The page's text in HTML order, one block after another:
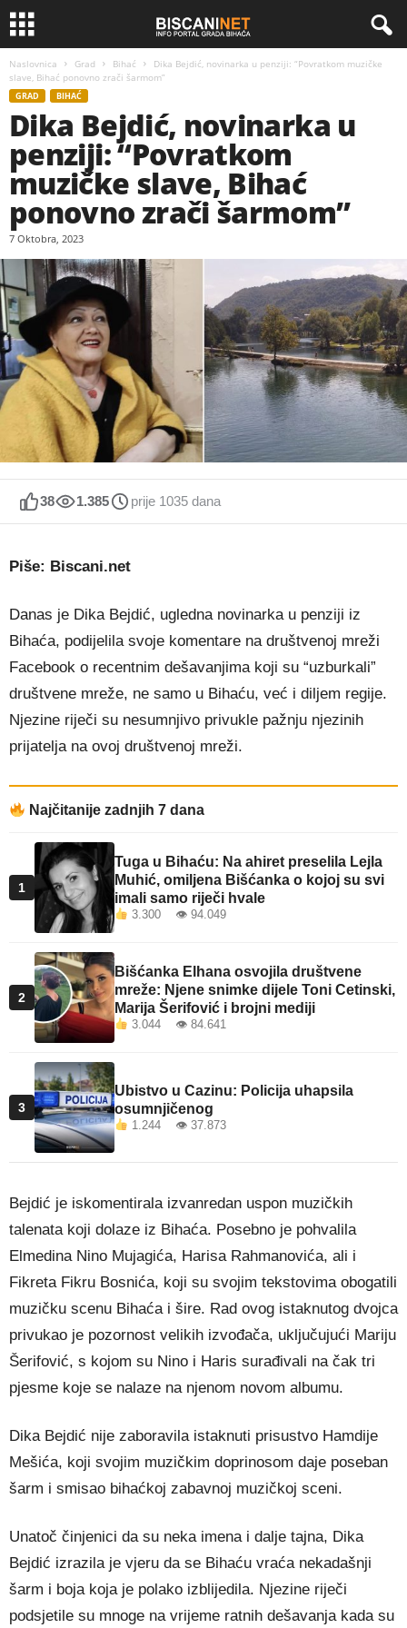
Naslovnica Grad Bihać
Dika Bejdić, novinarka u penziji: “Povratkom muzičke
slave, Bihać ponovno zrači šarmom”
GRAD BIHAĆ
Dika Bejdić, novinarka u
penziji: “Povratkom
muzičke slave, Bihać
ponovno zrači šarmom”
7 Oktobra, 2023
38 1.385 prije 1035 dana
Piše: Biscani.net
Danas je Dika Bejdić, ugledna novinarka u penziji iz
Bihaća, podijelila svoje komentare na društvenoj mreži
Facebook o recentnim dešavanjima koji su “uzburkali”
društvene mreže, ne samo u Bihaću, već i diljem regije.
Njezine riječi su nesumnjivo privukle pažnju njezinih
prijatelja na ovoj društvenoj mreži.
Najčitanije zadnjih 7 dana
1
Tuga u Bihaću: Na ahiret preselila Lejla
Muhić, omiljena Bišćanka o kojoj su svi
imali samo riječi hvale
3.300 👁 94.049
2
Bišćanka Elhana osvojila društvene
mreže: Njene snimke dijele Toni Cetinski,
Marija Šerifović i brojni mediji
3.044 👁 84.641
3
Ubistvo u Cazinu: Policija uhapsila
osumnjičenog
1.244 👁 37.873
Bejdić je iskomentirala izvanredan uspon muzičkih
talenata koji dolaze iz Bihaća. Posebno je pohvalila
Elmedina Nino Mujagića, Harisa Rahmanovića, ali i
Fikreta Fikru Bosnića, koji su svojim tekstovima obogatili
muzičku scenu Bihaća i šire. Rad ovog istaknutog dvojca
privukao je pozornost velikih izvođača, uključujući Mariju
Šerifović, s kojom su Nino i Haris surađivali na čak tri
pjesme koje se nalaze na njenom novom albumu.
Dika Bejdić nije zaboravila istaknuti prisustvo Hamdije
Mešića, koji svojim muzičkim doprinosom daje poseban
šarm i smisao bihaćkoj zabavnoj muzičkoj sceni.
Unatoč činjenici da su neka imena i dalje tajna, Dika
Bejdić izrazila je vjeru da se Bihaću vraća nekadašnji
šarm i boja koja je polako izblijedila. Njezine riječi
podsjetile su mnoge na vrijeme ratnih dešavanja kada su